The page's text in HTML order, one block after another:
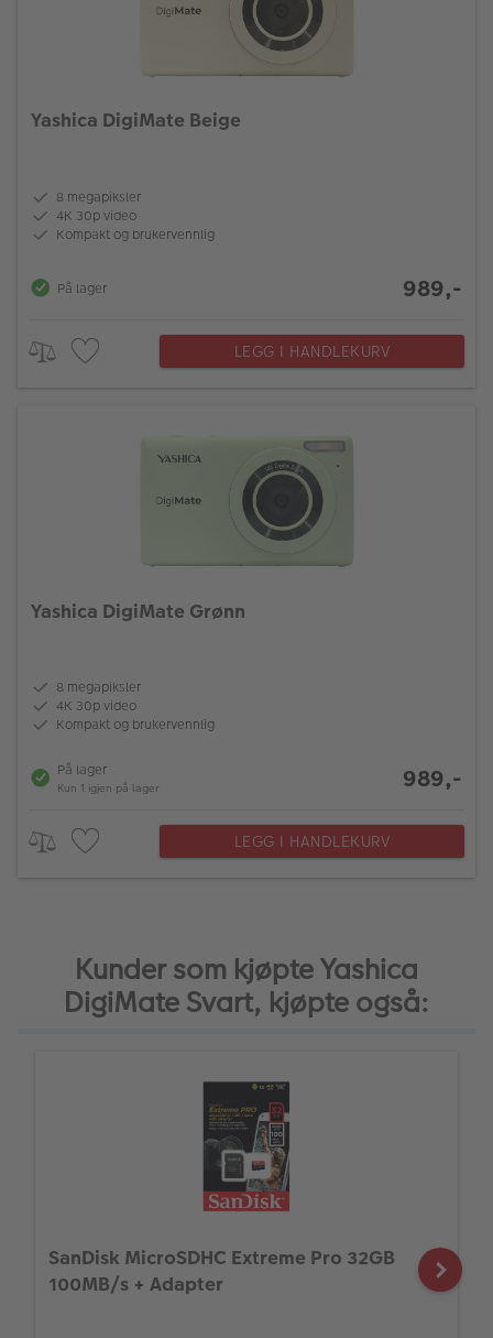
Yashica DigiMate Beige
8 megapiksler
4K 30p video
Kompakt og brukervennlig
På lager 989,-
LEGG I HANDLEKURV
Yashica DigiMate Grønn
8 megapiksler
4K 30p video
Kompakt og brukervennlig
På lager
Kun 1 igjen på lager 989,-
LEGG I HANDLEKURV
Kunder som kjøpte Yashica
DigiMate Svart, kjøpte også:
SanDisk MicroSDHC Extreme Pro 32GB
100MB/s + Adapter